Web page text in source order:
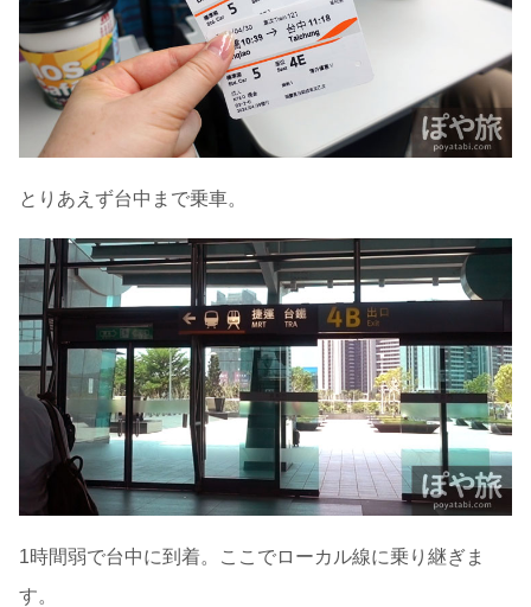
とりあえず台中まで乗車。
1時間弱で台中に到着。ここでローカル線に乗り継ぎま
す。